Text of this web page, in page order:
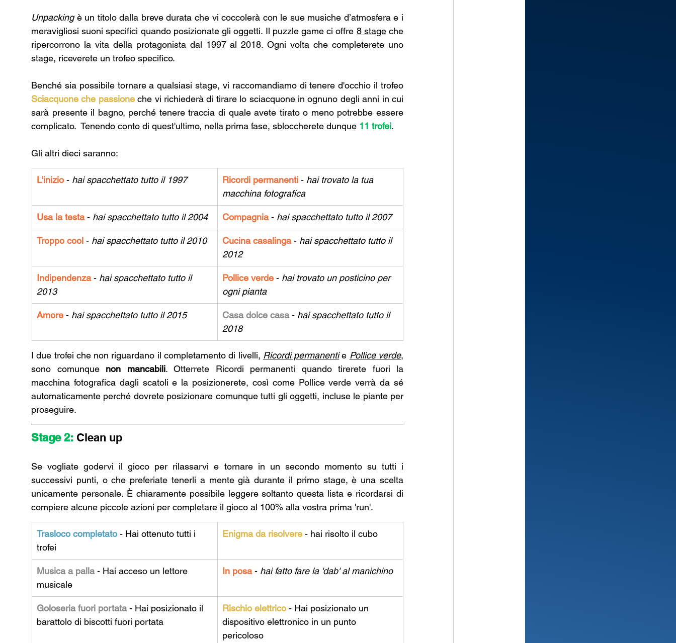
Unpacking è un titolo dalla breve durata che vi coccolerà con le sue musiche d’atmosfera e i
meravigliosi suoni specifici quando posizionate gli oggetti. Il puzzle game ci offre 8 stage che
ripercorrono la vita della protagonista dal 1997 al 2018. Ogni volta che completerete uno
stage, riceverete un trofeo specifico.
Sciacquone che passione che vi richiederà di tirare lo sciacquone in ognuno degli anni in cui
sarà presente il bagno, perché tenere traccia di quale avete tirato o meno potrebbe essere
complicato.  Tenendo conto di quest'ultimo, nella prima fase, sbloccherete dunque 11 trofei.
Gli altri dieci saranno:
L'inizio - hai spacchettato tutto il 1997 Ricordi permanenti - hai trovato la tua
macchina fotografica
Usa la testa - hai spacchettato tutto il 2004 Compagnia - hai spacchettato tutto il 2007
Troppo cool - hai spacchettato tutto il 2010 Cucina casalinga - hai spacchettato tutto il
2012
Indipendenza - hai spacchettato tutto il
2013
Pollice verde - hai trovato un posticino per
ogni pianta
Amore - hai spacchettato tutto il 2015 Casa dolce casa - hai spacchettato tutto il
2018
I due trofei che non riguardano il completamento di livelli, Ricordi permanenti e Pollice verde,
sono comunque non mancabili. Otterrete Ricordi permanenti quando tirerete fuori la
macchina fotografica dagli scatoli e la posizionerete, così come Pollice verde verrà da sé
automaticamente perché dovrete posizionare comunque tutti gli oggetti, incluse le piante per
proseguire.
Stage 2: Clean up
Se vogliate godervi il gioco per rilassarvi e tornare in un secondo momento su tutti i
successivi punti, o che preferiate tenerli a mente già durante il primo stage, è una scelta
unicamente personale. È chiaramente possibile leggere soltanto questa lista e ricordarsi di
compiere alcune piccole azioni per completare il gioco al 100% alla vostra prima 'run'.
Trasloco completato - Hai ottenuto tutti i
trofei
Enigma da risolvere - hai risolto il cubo
Musica a palla - Hai acceso un lettore
musicale
In posa - hai fatto fare la 'dab' al manichino
Goloseria fuori portata - Hai posizionato il
barattolo di biscotti fuori portata
Rischio elettrico - Hai posizionato un
dispositivo elettronico in un punto
pericoloso